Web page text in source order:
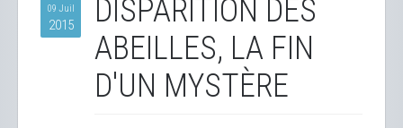
09 Juil
2015
DISPARITION DES
ABEILLES, LA FIN
D'UN MYSTÈRE